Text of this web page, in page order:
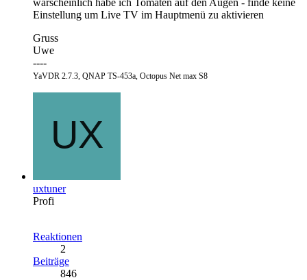
Einstellung um Live TV im Hauptmenü zu aktivieren
Gruss
Uwe
----
YaVDR 2.7.3, QNAP TS-453a, Octopus Net max S8
uxtuner
Profi
Reaktionen
2
Beiträge
846